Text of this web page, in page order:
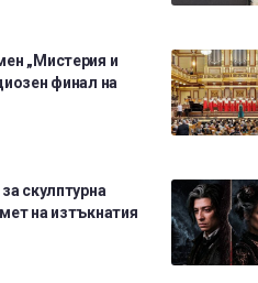
„Мистерия и
финал на
скулптурна
на изтъкнатия